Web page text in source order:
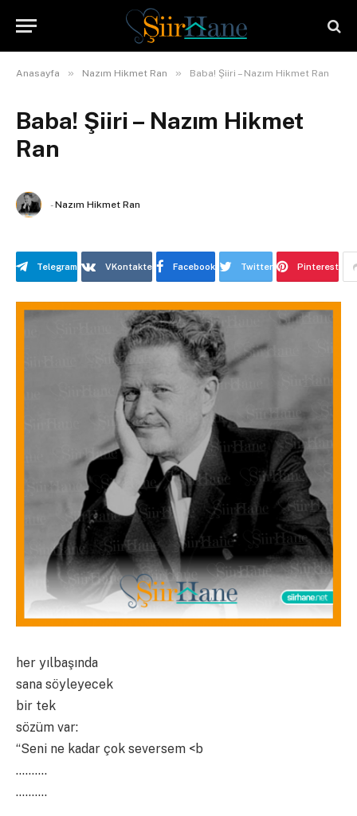
Anasayfa » Nazım Hikmet Ran » Baba! Şiiri – Nazım Hikmet Ran
Baba! Şiiri – Nazım Hikmet
Ran
-Nazım Hikmet Ran
Telegram VKontakte Facebook Twitter Pinterest
her yılbaşında
sana söyleyecek
bir tek
sözüm var:
“Seni ne kadar çok seversem <b
……….
……….